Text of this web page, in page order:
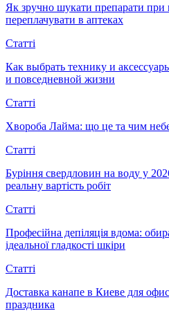
Як зручно шукати препарати при
переплачувати в аптеках
Статті
Как выбрать технику и
и повседневной жизни
Статті
Хвороба Лайма: що це та чим
Статті
Буріння свердловин на воду у
реальну вартість робіт
Статті
Професійна депіляція вдома:
ідеальної гладкості шкіри
Статті
Доставка канапе в Киеве для
праздника